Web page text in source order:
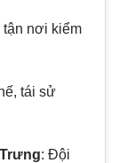
tận nơi kiểm
tái sử
: Đội